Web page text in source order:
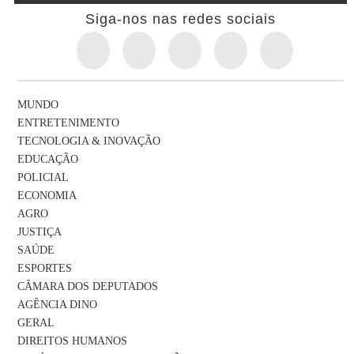
Siga-nos nas redes sociais
MUNDO
ENTRETENIMENTO
TECNOLOGIA & INOVAÇÃO
EDUCAÇÃO
POLICIAL
ECONOMIA
AGRO
JUSTIÇA
SAÚDE
ESPORTES
CÂMARA DOS DEPUTADOS
AGÊNCIA DINO
GERAL
DIREITOS HUMANOS